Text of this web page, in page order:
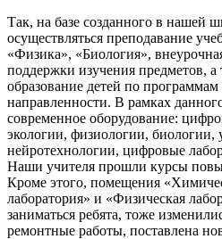
Так, на базе созданного в нашей
осуществляться преподавание
«Физика», «Биология»,
поддержки изучения предметов, а
образование детей по программам
направленности. В рамках
современное оборудование:
экологии, физиологии,
нейротехнологии, цифровые
Наши учителя прошли курсы
Кроме этого, помещения
лаборатория» и «Физическая
заниматься ребята, тоже
ремонтные работы, поставлена